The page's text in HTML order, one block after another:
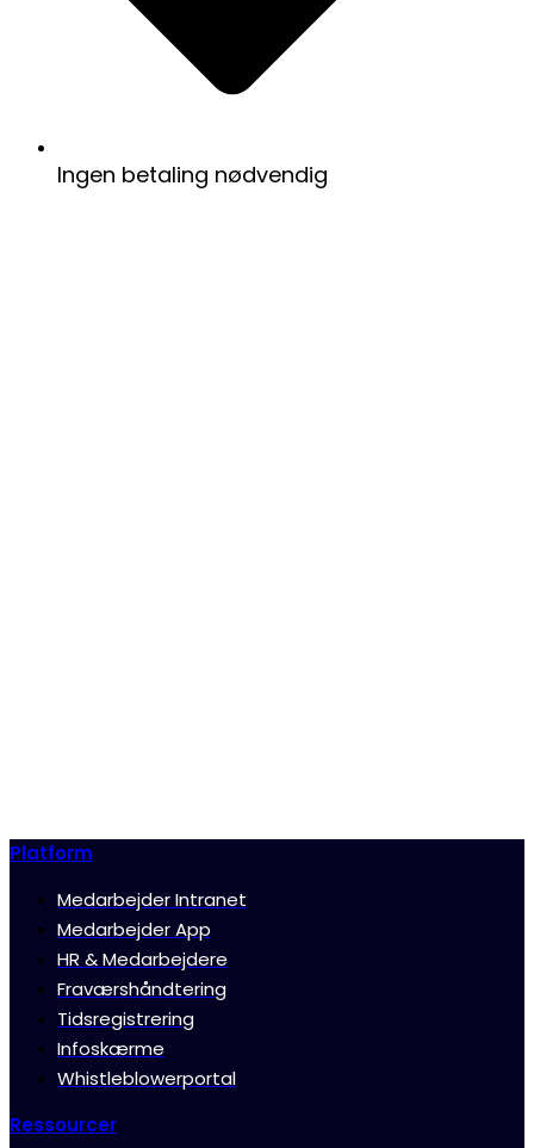
Ingen betaling nødvendig
Platform
Medarbejder Intranet
Medarbejder App
HR & Medarbejdere
Fraværshåndtering
Tidsregistrering
Infoskærme
Whistleblowerportal
Ressourcer